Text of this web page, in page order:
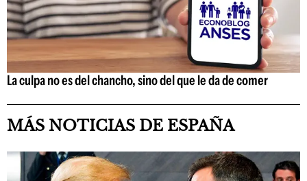
La culpa no es del chancho, sino del que le da de comer
MÁS NOTICIAS DE ESPAÑA